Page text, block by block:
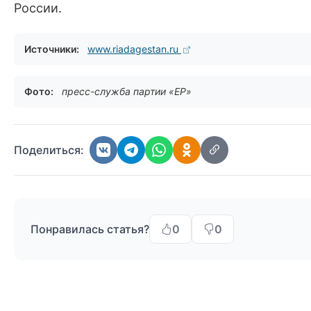
России.
Источники: www.riadagestan.ru
Фото: пресс-служба партии «ЕР»
Поделиться:
Понравилась статья? 0 0